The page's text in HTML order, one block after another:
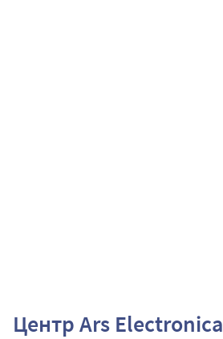
Центр Ars Electronica